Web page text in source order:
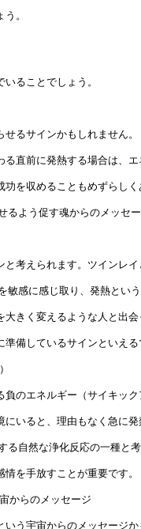
。
ることでしょう。
るサインかもしれません。
直前に発熱する場合は、
を収めることもめずらしく
るよう促す魂からのメッセ
考えられます。ツインレ
感に感じ取り、発熱とい
きく変えるような人と出会
備しているサインといえる
のエネルギー（サイキッ
いると、理由もなく急に発
自然な浄化反応の一種と
を手放すことが重要です。
からのメッセージ
う宇宙からのメッセージ